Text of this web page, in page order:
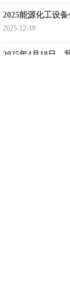
2025能源化工设
2025-12-19
2025年4月18日，